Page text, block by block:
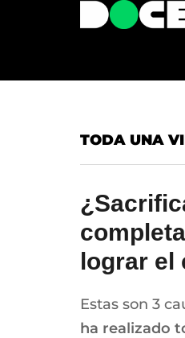
TODA UNA
lograr el
Estas son 3
ha realizado